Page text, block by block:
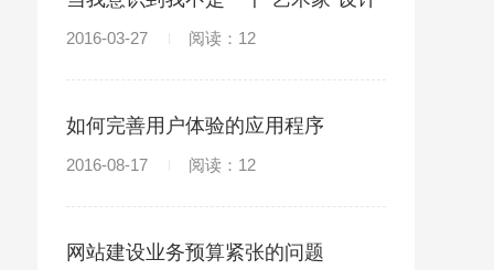
师
2016-03-27 阅读：12
如何完善用户体验的应用程序
2016-08-17 阅读：12
网站建设业务预算紧张的问题